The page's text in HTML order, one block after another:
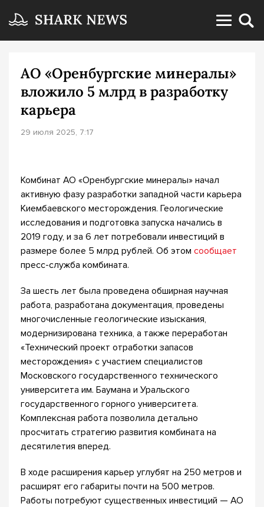
АО «Оренбургские минералы»
вложило 5 млрд в разработку
карьера
29 июля 2025, 7:17
Комбинат АО «Оренбургские минералы» начал
активную фазу разработки западной части карьера
Киембаевского месторождения. Геологические
исследования и подготовка запуска начались в
2019 году, и за 6 лет потребовали инвестиций в
размере более 5 млрд рублей. Об этом сообщает
пресс-служба комбината.
За шесть лет была проведена обширная научная
работа, разработана документация, проведены
многочисленные геологические изыскания,
модернизирована техника, а также переработан
«Технический проект отработки запасов
месторождения» с участием специалистов
Московского государственного технического
университета им. Баумана и Уральского
государственного горного университета.
Комплексная работа позволила детально
просчитать стратегию развития комбината на
десятилетия вперед.
В ходе расширения карьер углубят на 250 метров и
расширят его габариты почти на 500 метров.
Работы потребуют существенных инвестиций — АО